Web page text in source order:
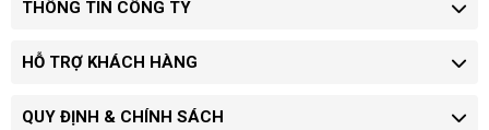
THÔNG TIN CÔNG TY
HỖ TRỢ KHÁCH HÀNG
QUY ĐỊNH & CHÍNH SÁCH